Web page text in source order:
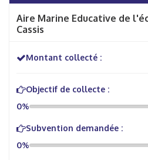
Aire Marine Educative de
Cassis
Montant collecté :
Objectif de collecte :
0%
Subvention demandée :
0%